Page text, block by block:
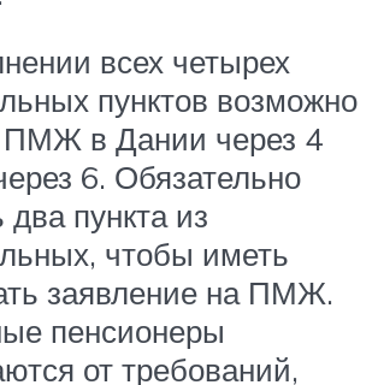
всех четырех
пунктов возможно
в Дании через 4
6. Обязательно
пункта из
чтобы иметь
заявление на ПМЖ.
пенсионеры
от требований,